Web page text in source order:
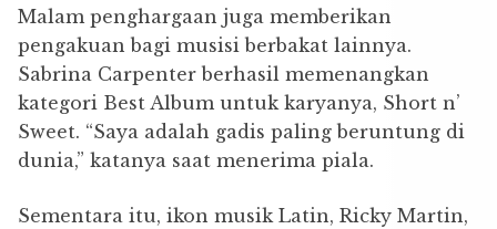
Malam penghargaan juga memberikan
pengakuan bagi musisi berbakat lainnya.
Sabrina Carpenter berhasil memenangkan
kategori Best Album untuk karyanya, Short n’
Sweet. “Saya adalah gadis paling beruntung di
dunia,” katanya saat menerima piala.
Sementara itu, ikon musik Latin, Ricky Martin,